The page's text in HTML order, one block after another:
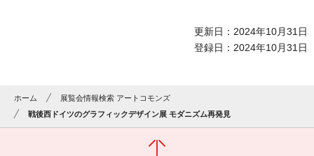
更新日：2024年10月31日
登録日：2024年10月31日
ホーム
展覧会情報検索 アートコモンズ
戦後西ドイツのグラフィックデザイン展 モダニズム再発見